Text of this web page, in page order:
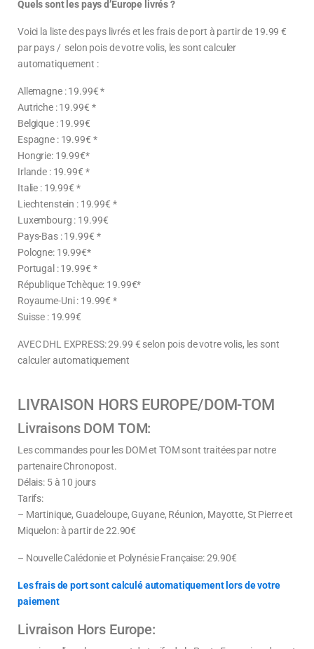
Quels sont les pays d’Europe livrés ?
Voici la liste des pays livrés et les frais de port à partir de 19.99 €
par pays / selon pois de votre volis, les sont calculer
automatiquement :
Allemagne :19.99€ *
Autriche :19.99€ *
Belgique :19.99€
Espagne : 19.99€ *
Hongrie: 19.99€*
Irlande : 19.99€ *
Italie : 19.99€ *
Liechtenstein : 19.99€ *
Luxembourg : 19.99€
Pays-Bas :19.99€ *
Pologne: 19.99€*
Portugal :19.99€ *
République Tchèque: 19.99€*
Royaume-Uni : 19.99€ *
Suisse : 19.99€
AVEC DHL EXPRESS: 29.99 € selon pois de votre volis, les sont
calculer automatiquement
LIVRAISON HORS EUROPE/DOM-TOM
Livraisons DOM TOM:
Les commandes pour les DOM et TOM sont traitées par notre
partenaire Chronopost.
Délais: 5 à 10 jours
Tarifs:
– Martinique, Guadeloupe, Guyane, Réunion, Mayotte, St Pierre et
Miquelon:à partir de22.90€
– Nouvelle Calédonie et Polynésie Française: 29.90€
Les frais de port sont calculé automatiquement lors de votre
paiement
Livraison Hors Europe: